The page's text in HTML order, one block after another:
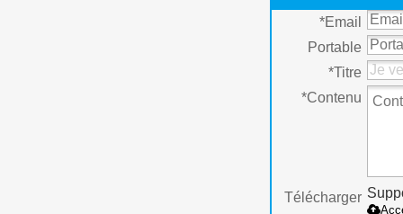
*Email
Portable
*Titre
*Contenu
Télécharger